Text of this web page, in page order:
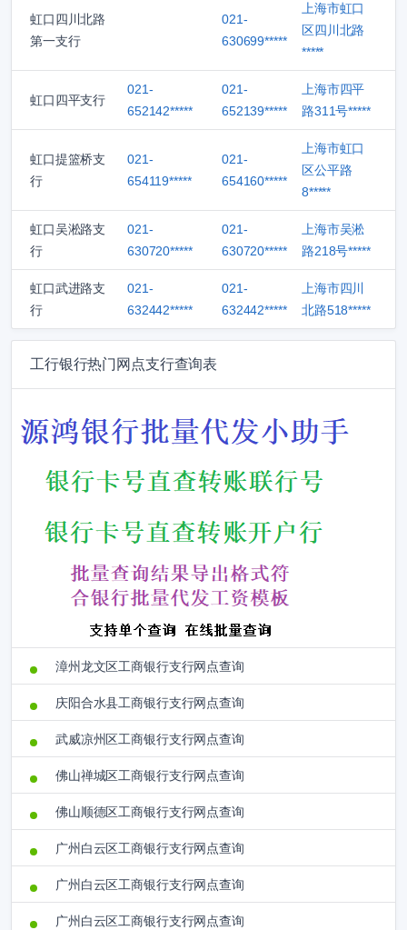
虹口四川北路
第一支行
021-
630699*****
上海市虹口
区四川北路
*****
虹口四平支行
021-
652142*****
021-
652139*****
上海市四平
路311号*****
虹口提篮桥支
行
021-
654119*****
021-
654160*****
上海市虹口
区公平路
8*****
虹口吴淞路支
行
021-
630720*****
021-
630720*****
上海市吴淞
路218号*****
虹口武进路支
行
021-
632442*****
021-
632442*****
上海市四川
北路518*****
工行银行热门网点支行查询表
漳州龙文区工商银行支行网点查询
庆阳合水县工商银行支行网点查询
武威凉州区工商银行支行网点查询
佛山禅城区工商银行支行网点查询
佛山顺德区工商银行支行网点查询
广州白云区工商银行支行网点查询
广州白云区工商银行支行网点查询
广州白云区工商银行支行网点查询